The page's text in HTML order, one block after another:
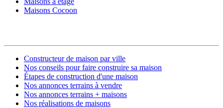
Maisons Cocoon
Constructeur de maison par ville
Nos conseils pour faire construire sa maison
Étapes de construction d'une maison
Nos annonces terrains à vendre
Nos annonces terrains + maisons
Nos réalisations de maisons